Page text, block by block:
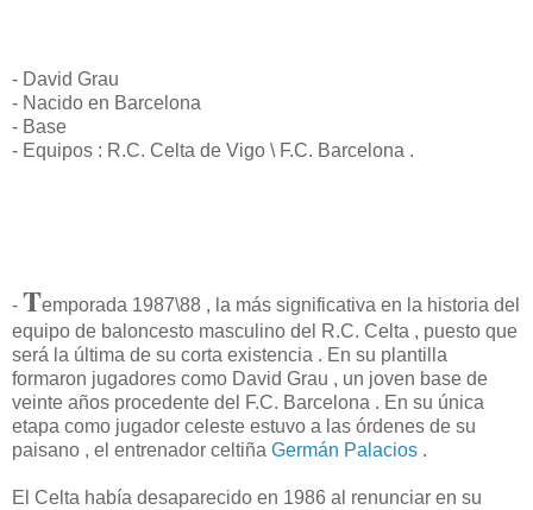
- David Grau
- Nacido en Barcelona
- Base
- Equipos : R.C. Celta de Vigo \ F.C. Barcelona .
- Temporada 1987\88 , la más significativa en la historia del
equipo de baloncesto masculino del R.C. Celta , puesto que
será la última de su corta existencia . En su plantilla
formaron jugadores como David Grau , un joven base de
veinte años procedente del F.C. Barcelona . En su única
etapa como jugador celeste estuvo a las órdenes de su
paisano , el entrenador celtiña Germán Palacios .
El Celta había desaparecido en 1986 al renunciar en su